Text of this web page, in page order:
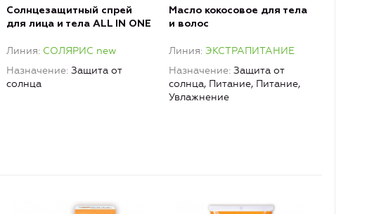
Солнцезащитный спрей
для лица и тела ALL IN ONE
20/30/50
Линия СОЛЯРИС new
Назначение Защита от
солнца
Масло кокосовое для тела
и волос
Линия ЭКСТРАПИТАНИЕ
Назначение Защита от
солнца, Питание, Питание,
Увлажнение